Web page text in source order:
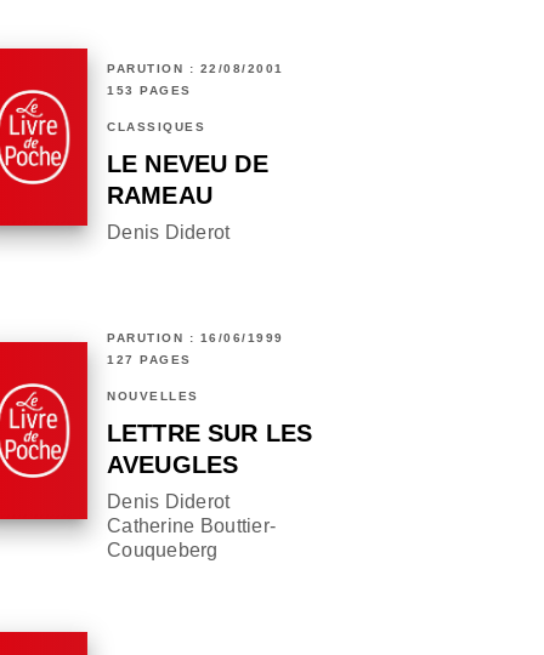
PARUTION : 22/08/2001
153 PAGES
CLASSIQUES
LE NEVEU DE
RAMEAU
Denis Diderot
PARUTION : 16/06/1999
127 PAGES
NOUVELLES
LETTRE SUR LES
AVEUGLES
Denis Diderot
Catherine Bouttier-
Couqueberg